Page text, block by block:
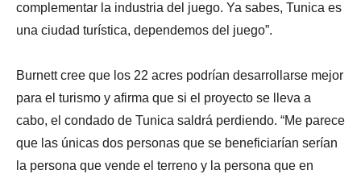
complementar la industria del juego. Ya sabes, Tunica es
una ciudad turística, dependemos del juego”.
Burnett cree que los 22 acres podrían desarrollarse mejor
para el turismo y afirma que si el proyecto se lleva a
cabo, el condado de Tunica saldrá perdiendo. “Me parece
que las únicas dos personas que se beneficiarían serían
la persona que vende el terreno y la persona que en